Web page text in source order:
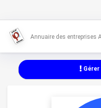
Annuaire des entreprises
Gérer